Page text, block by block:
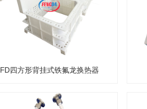
FD四方形背挂式铁氟龙换热器